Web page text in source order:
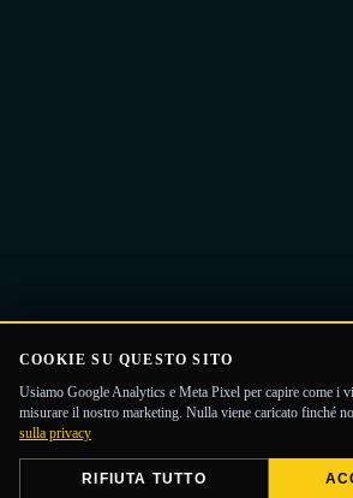
COOKIE SU QUESTO SITO
Usiamo Google Analytics e Meta Pixel per capire come i
misurare il nostro marketing. Nulla viene caricato finché
sulla privacy
RIFIUTA TUTTO